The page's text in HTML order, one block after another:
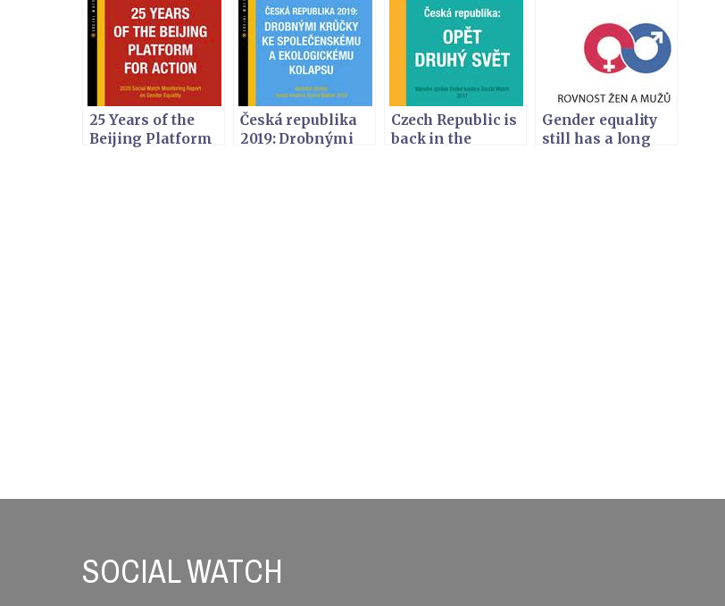
25 Years of the
Beijing Platform
Česká republika
2019: Drobnými
Czech Republic is
back in the
Gender equality
still has a long
SOCIAL WATCH